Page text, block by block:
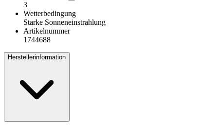
3
Wetterbedingung
Starke Sonneneinstrahlung
Artikelnummer
1744688
Herstellerinformation